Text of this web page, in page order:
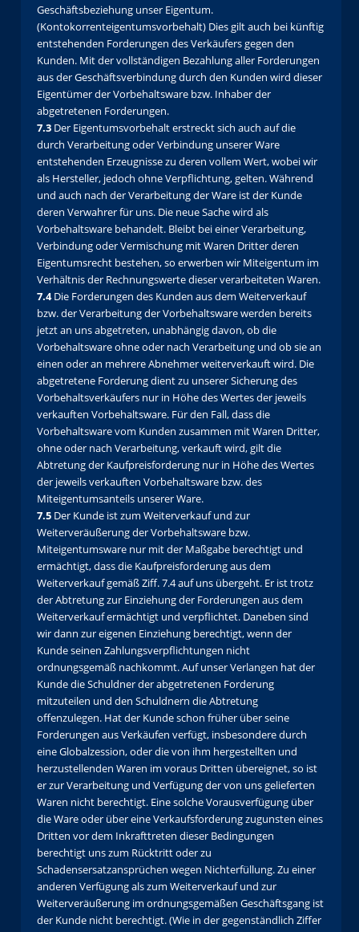
Geschäftsbeziehung unser Eigentum.
(Kontokorrenteigentumsvorbehalt) Dies gilt auch bei künftig
entstehenden Forderungen des Verkäufers gegen den
Kunden. Mit der vollständigen Bezahlung aller Forderungen
aus der Geschäftsverbindung durch den Kunden wird dieser
Eigentümer der Vorbehaltsware bzw. Inhaber der
abgetretenen Forderungen.
7.3 Der Eigentumsvorbehalt erstreckt sich auch auf die
durch Verarbeitung oder Verbindung unserer Ware
entstehenden Erzeugnisse zu deren vollem Wert, wobei wir
als Hersteller, jedoch ohne Verpflichtung, gelten. Während
und auch nach der Verarbeitung der Ware ist der Kunde
deren Verwahrer für uns. Die neue Sache wird als
Vorbehaltsware behandelt. Bleibt bei einer Verarbeitung,
Verbindung oder Vermischung mit Waren Dritter deren
Eigentumsrecht bestehen, so erwerben wir Miteigentum im
Verhältnis der Rechnungswerte dieser verarbeiteten Waren.
7.4Die Forderungen des Kunden aus dem Weiterverkauf
bzw. der Verarbeitung der Vorbehaltsware werden bereits
jetzt an uns abgetreten, unabhängig davon, ob die
Vorbehaltsware ohne oder nach Verarbeitung und ob sie an
einen oder an mehrere Abnehmer weiterverkauft wird. Die
abgetretene Forderung dient zu unserer Sicherung des
Vorbehaltsverkäufers nur in Höhe des Wertes der jeweils
verkauften Vorbehaltsware. Für den Fall, dass die
Vorbehaltsware vom Kunden zusammen mit Waren Dritter,
ohne oder nach Verarbeitung, verkauft wird, gilt die
Abtretung der Kaufpreisforderung nur in Höhe des Wertes
der jeweils verkauften Vorbehaltsware bzw. des
Miteigentumsanteils unserer Ware.
7.5 Der Kunde ist zum Weiterverkauf und zur
Weiterveräußerung der Vorbehaltsware bzw.
Miteigentumsware nur mit der Maßgabe berechtigt und
ermächtigt, dass die Kaufpreisforderung aus dem
Weiterverkauf gemäß Ziff. 7.4 auf uns übergeht. Er ist trotz
der Abtretung zur Einziehung der Forderungen aus dem
Weiterverkauf ermächtigt und verpflichtet. Daneben sind
wir dann zur eigenen Einziehung berechtigt, wenn der
Kunde seinen Zahlungsverpflichtungen nicht
ordnungsgemäß nachkommt. Auf unser Verlangen hat der
Kunde die Schuldner der abgetretenen Forderung
mitzuteilen und den Schuldnern die Abtretung
offenzulegen. Hat der Kunde schon früher über seine
Forderungen aus Verkäufen verfügt, insbesondere durch
eine Globalzession, oder die von ihm hergestellten und
herzustellenden Waren im voraus Dritten übereignet, so ist
er zur Verarbeitung und Verfügung der von uns gelieferten
Waren nicht berechtigt. Eine solche Vorausverfügung über
die Ware oder über eine Verkaufsforderung zugunsten eines
Dritten vor dem Inkrafttreten dieser Bedingungen
berechtigt uns zum Rücktritt oder zu
Schadensersatzansprüchen wegen Nichterfüllung. Zu einer
anderen Verfügung als zum Weiterverkauf und zur
Weiterveräußerung im ordnungsgemäßen Geschäftsgang ist
der Kunde nicht berechtigt. (Wie in der gegenständlich Ziffer